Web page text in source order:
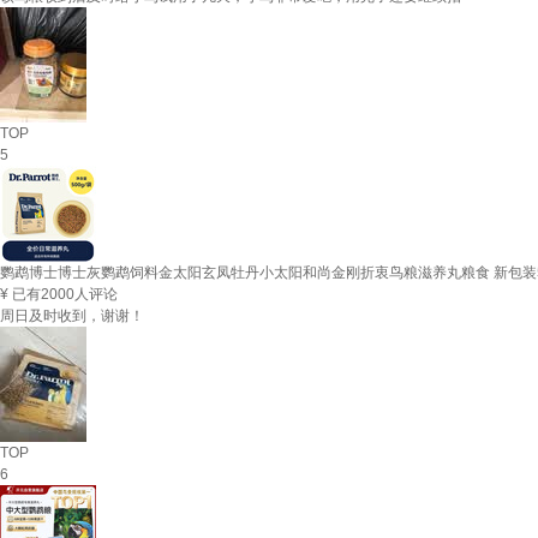
TOP
5
鹦鹉博士博士灰鹦鹉饲料金太阳玄凤牡丹小太阳和尚金刚折衷鸟粮滋养丸粮食 新包
¥ 已有2000人评论
周日及时收到，谢谢！
TOP
6